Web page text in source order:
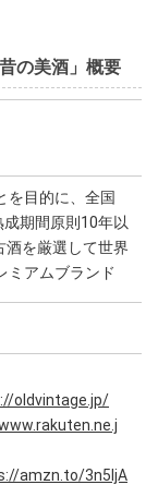
の美酒」概要
を目的に、全国
期間原則10年以
酒を厳選して世界
ミアムブランド
oldvintage.jp/
amzn.to/3n5ljA